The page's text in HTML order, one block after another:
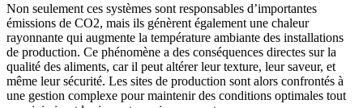
Non seulement ces systèmes sont responsables d’importantes
émissions de CO2, mais ils génèrent également une chaleur
rayonnante qui augmente la température ambiante des installations
de production. Ce phénomène a des conséquences directes sur la
qualité des aliments, car il peut altérer leur texture, leur saveur, et
même leur sécurité. Les sites de production sont alors confrontés à
une gestion complexe pour maintenir des conditions optimales tout